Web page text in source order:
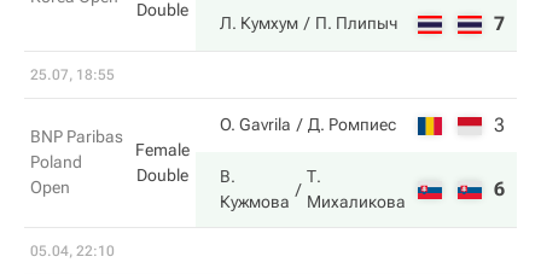
Double
Л. Кумхум П. Плипыч 7
25.07, 18:55
BNP Paribas
Poland
Open
Female
Double
O. Gavrila Д. Ромпиес 3
В.
Кужмова
Т.
Михаликова
6
05.04, 22:10